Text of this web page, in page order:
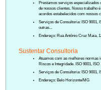
Prestamos serviços especializados
de nossos clientes. Nosso trabalho
acordos estabelecidos com nossos
Serviços de Consultoria: ISO 9001,
outras...
Endereço: Rua Antônio Cruz Maia,
Sustentar Consultoria
Atuamos com as melhores normas
Riscos e Integridade. ISO 9001,
Serviços de Consultoria: ISO 9001,
Endereço: Belo Horizonte/MG